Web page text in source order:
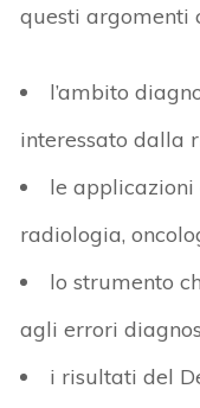
questi argomenti
l’ambito
interessato dalla
le
radiologia,
lo strumento
agli errori
i risultati del